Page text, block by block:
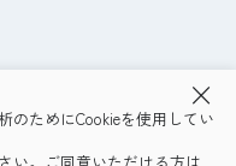
のためにCookieを使用してい
会員規約